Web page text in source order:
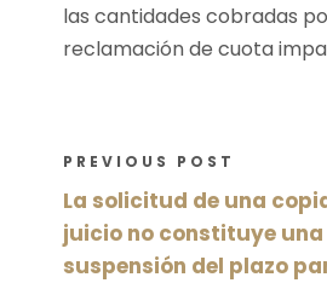
las cantidades cobradas
reclamación de cuota
PREVIOUS POST
La solicitud de una
juicio no constituye
suspensión del plazo